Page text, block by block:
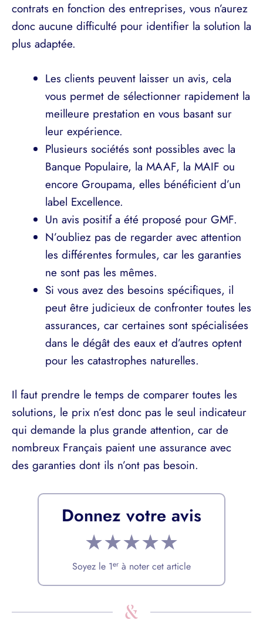
contrats en fonction des entreprises, vous n’aurez
donc aucune difficulté pour identifier la solution la
plus adaptée.
Les clients peuvent laisser un avis, cela
vous permet de sélectionner rapidement la
meilleure prestation en vous basant sur
leur expérience.
Plusieurs sociétés sont possibles avec la
Banque Populaire, la MAAF, la MAIF ou
encore Groupama, elles bénéficient d’un
label Excellence.
Un avis positif a été proposé pour GMF.
N’oubliez pas de regarder avec attention
les différentes formules, car les garanties
ne sont pas les mêmes.
Si vous avez des besoins spécifiques, il
peut être judicieux de confronter toutes les
assurances, car certaines sont spécialisées
dans le dégât des eaux et d’autres optent
pour les catastrophes naturelles.
Il faut prendre le temps de comparer toutes les
solutions, le prix n’est donc pas le seul indicateur
qui demande la plus grande attention, car de
nombreux Français paient une assurance avec
des garanties dont ils n’ont pas besoin.
Donnez votre avis
★★★★★
Soyez le 1er à noter cet article